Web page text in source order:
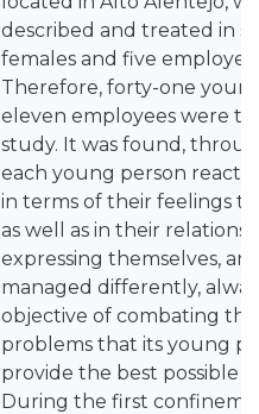
described and treated in
females and five
Therefore, forty-one
eleven employees were
study. It was found,
each young person
in terms of their feelings
as well as in their
expressing themselves,
managed differently,
objective of combating
problems that its young
provide the best possible
During the first